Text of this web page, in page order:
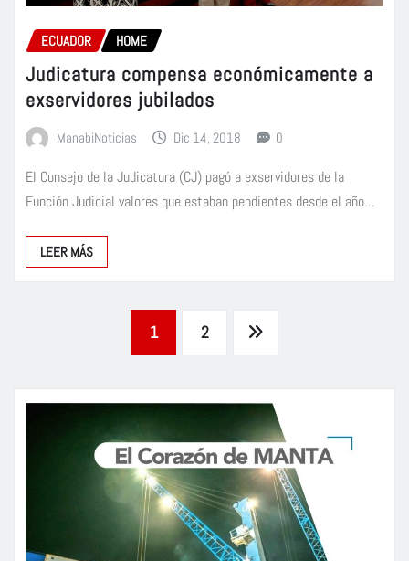
ECUADOR HOME
Judicatura compensa económicamente a
exservidores jubilados
ManabiNoticias Dic 14, 2018 0
El Consejo de la Judicatura (CJ) pagó a exservidores de la
Función Judicial valores que estaban pendientes desde el año…
LEER MÁS
Paginación
de
entradas
1 2